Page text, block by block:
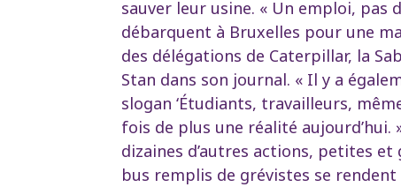
sauver leur usine. « Un emploi, pas
débarquent à Bruxelles pour une
des délégations de Caterpillar, la
Stan dans son journal. « Il y a
slogan ‘Étudiants, travailleurs,
fois de plus une réalité aujourd’hui.
dizaines d’autres actions, petites
bus remplis de grévistes se rendent